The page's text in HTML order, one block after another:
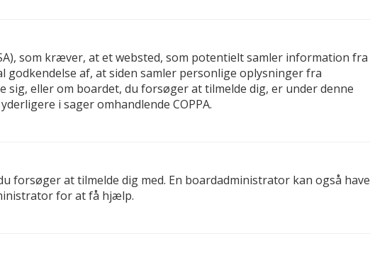
som kræver, at et websted, som potentielt samler information fra
af, at siden samler personlige oplysninger fra
eller om boardet, du forsøger at tilmelde dig, er under denne
i sager omhandlende COPPA.
at tilmelde dig med. En boardadministrator kan også have
for at få hjælp.